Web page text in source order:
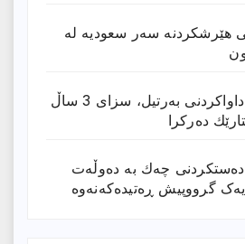
هێرشكردنە سەر سعودیە لە
بەغداد.. بە تۆمەتی داواكردنی بەرتیل، سزای 3 ساڵ
دەركرا
چەك بە دەوڵەت
گرووپیش ڕەتیدەکەنەوە